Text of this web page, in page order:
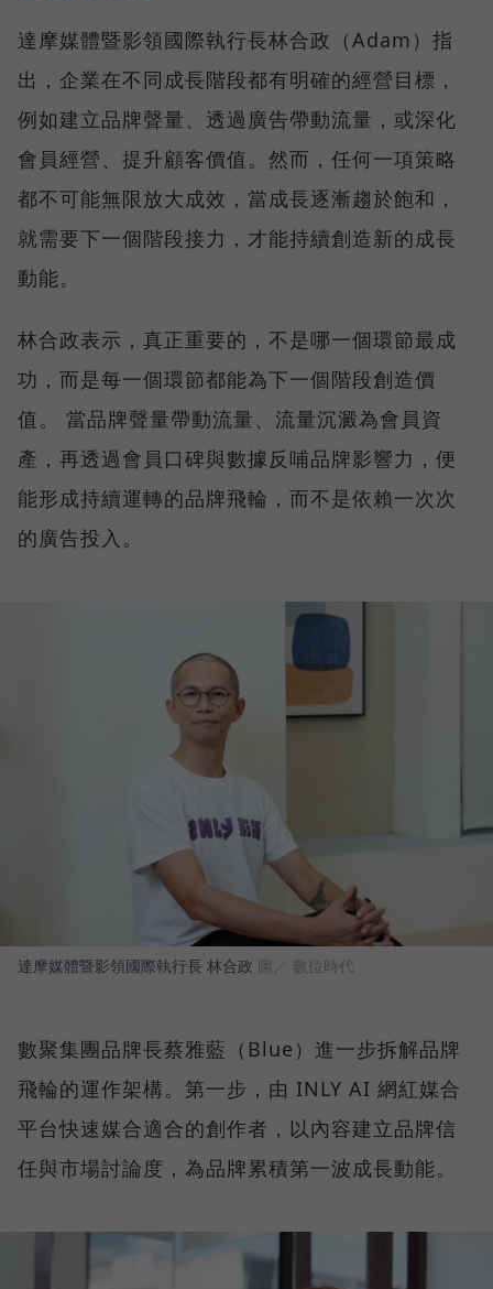
達摩媒體暨影領國際執行長林合政（Adam）指
出，企業在不同成長階段都有明確的經營目標，
例如建立品牌聲量、透過廣告帶動流量，或深化
會員經營、提升顧客價值。然而，任何一項策略
都不可能無限放大成效，當成長逐漸趨於飽和，
就需要下一個階段接力，才能持續創造新的成長
動能。
林合政表示，真正重要的，不是哪一個環節最成
功，而是每一個環節都能為下一個階段創造價
值。 當品牌聲量帶動流量、流量沉澱為會員資
產，再透過會員口碑與數據反哺品牌影響力，便
能形成持續運轉的品牌飛輪，而不是依賴一次次
的廣告投入。
達摩媒體暨影領國際執行長 林合政 圖／ 數位時代
數聚集團品牌長蔡雅藍（Blue）進一步拆解品牌
飛輪的運作架構。第一步，由 INLY AI 網紅媒合
平台快速媒合適合的創作者，以內容建立品牌信
任與市場討論度，為品牌累積第一波成長動能。